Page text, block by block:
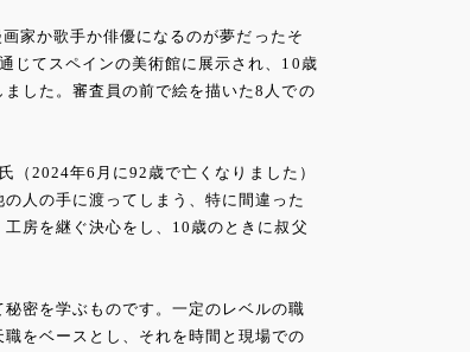
家か歌手か俳優になるのが夢だったそ
じてスペインの美術館に展示され、10歳
した。審査員の前で絵を描いた8人での
（2024年6月に92歳で亡くなりました）
人の手に渡ってしまう、特に間違った
房を継ぐ決心をし、10歳のときに叔父
密を学ぶものです。一定のレベルの職
をベースとし、それを時間と現場での